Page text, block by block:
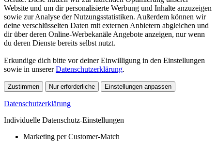
Website und um dir personalisierte Werbung und Inhalte anzuzeigen
sowie zur Analyse der Nutzungsstatistiken. Außerdem können wir
deine verschlüsselten Daten mit externen Anbietern abgleichen und
dir über deren Online-Werbekanäle Angebote anzeigen, nur wenn
du deren Dienste bereits selbst nutzt.
Erkundige dich bitte vor deiner Einwilligung in den Einstellungen
sowie in unsererDatenschutzerklärung.
Zustimmen Nur erforderliche Einstellungen anpassen
Datenschutzerklärung
Individuelle Datenschutz-Einstellungen
Marketing per Customer-Match